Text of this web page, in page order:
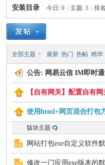
» ›
安装目录 今日:0 主题:3 排
全部主题 最新 热门 热帖 精华
公告: 网易云信 IM即时
【自有网关】配置自有
使用html+网页混合打包
版块主题
网站打包exe自定义软件
修改一门应用exe版本的